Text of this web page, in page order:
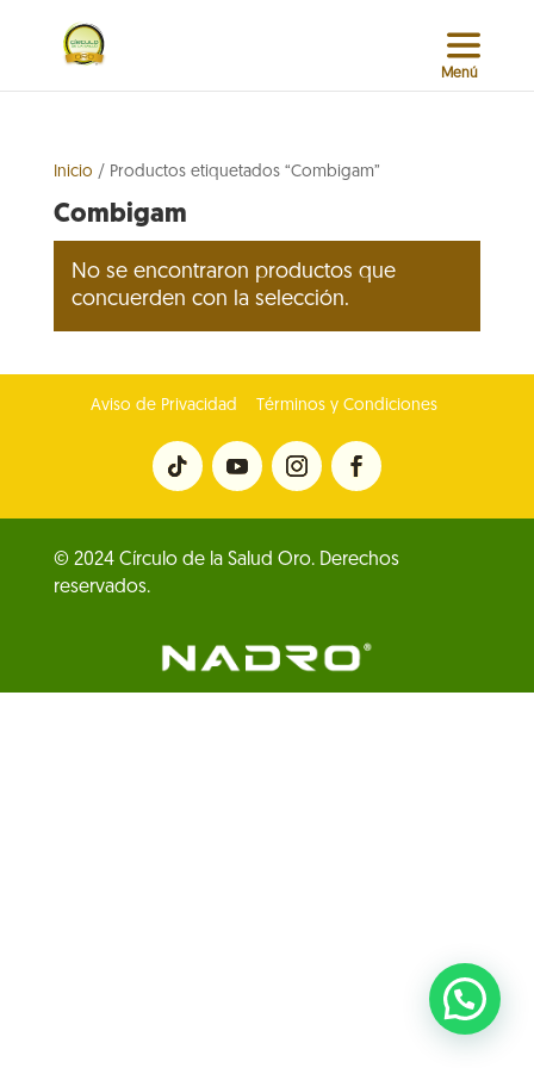
Inicio / Productos etiquetados “Combigam”
Combigam
No se encontraron productos que
concuerden con la selección.
Aviso de Privacidad Términos y Condiciones
© 2024 Círculo de la Salud Oro. Derechos
reservados.